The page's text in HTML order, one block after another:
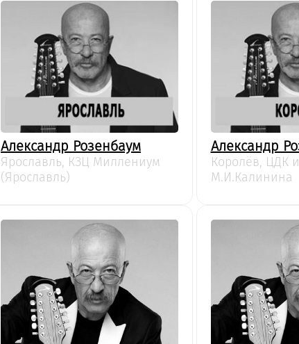
Александр Розенбаум
Ярославль, КЗЦ Миллениум
(Ярославль)
Александр
Королёв, ЦДК
М.И.Калинина